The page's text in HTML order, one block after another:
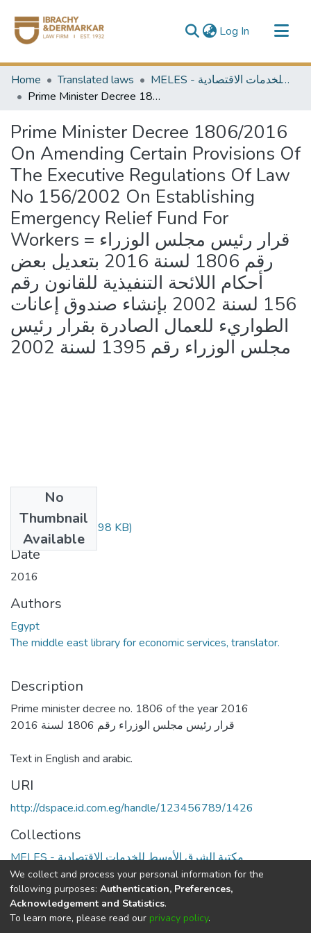
Log In (current)
Communities & Collections
All of DSpace
Home Translated laws
MELES - مكتبة الشرق الأوسط للخدمات الاقتصادية
Prime Minister Decree 1806/2016 On Amending Certain Provisions Of The Executive Regulations Of Law No 156/2002 On Establishing Emergency Relief Fund For Workers = قرار رئيس مجلس الوزراء رقم 1806 لسنة 2016 بتعديل بعض أحكام اللائحة التنفيذية للقانون رقم 156 لسنة 2002 بإنشاء صندوق إعانات الطواريء للعمال الصادرة بقرار رئيس مجلس الوزراء رقم 1395 لسنة 2002
Prime Minister Decree 1806/2016
On Amending Certain Provisions Of
The Executive Regulations Of Law
No 156/2002 On Establishing
Emergency Relief Fund For
Workers = قرار رئيس مجلس الوزراء
رقم 1806 لسنة 2016 بتعديل بعض
أحكام اللائحة التنفيذية للقانون رقم
156 لسنة 2002 بإنشاء صندوق إعانات
الطواريء للعمال الصادرة بقرار رئيس
مجلس الوزراء رقم 1395 لسنة 2002
No
Thumbnail
Available
3324.pdf(359.98 KB)
Date
2016
Authors
Egypt
The middle east library for economic services, translator.
Description
Prime minister decree no. 1806 of the year 2016
Text in English and arabic.
URI
http://dspace.id.com.eg/handle/123456789/1426
Collections
MELES - مكتبة الشرق الأوسط للخدمات الاقتصادية
Full item page
DSpace softwarecopyright © 2002-2026
We collect and process your personal information for the
following purposes: Authentication, Preferences,
Acknowledgement and Statistics.
To learn more, please read our privacy policy.